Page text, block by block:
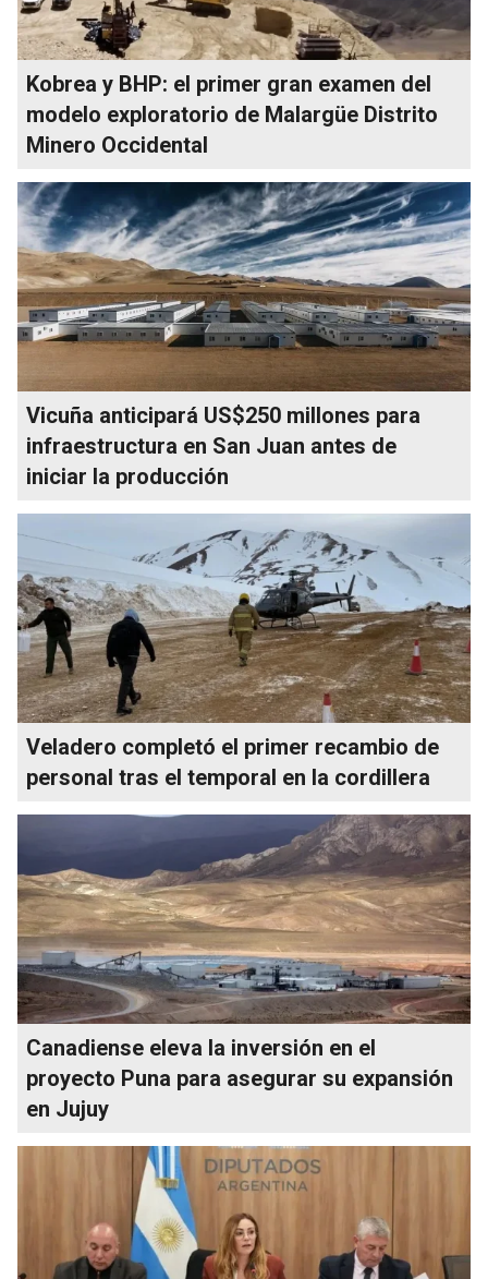
Kobrea y BHP: el primer gran examen del
modelo exploratorio de Malargüe Distrito
Minero Occidental
Vicuña anticipará US$250 millones para
infraestructura en San Juan antes de
iniciar la producción
Veladero completó el primer recambio de
personal tras el temporal en la cordillera
Canadiense eleva la inversión en el
proyecto Puna para asegurar su expansión
en Jujuy